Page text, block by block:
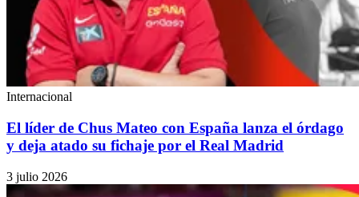
Internacional
El líder de Chus Mateo con España lanza el órdago
y deja atado su fichaje por el Real Madrid
3 julio 2026